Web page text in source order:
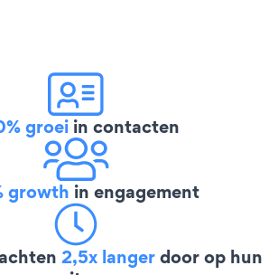
groei in contacten
growth in engagement
2,5x langerdoor op hun